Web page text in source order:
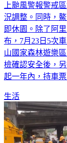
上颱風警報警戒
況調整。同時，
即休園。除了阿
布，7月23日5次
山國家森林遊樂
檢確認安全後，
起一年內，持車
生活